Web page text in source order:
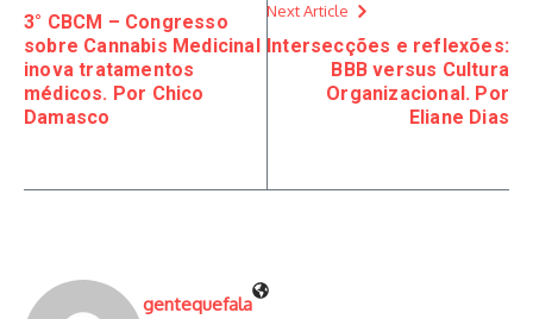
3° CBCM – Congresso
sobre Cannabis Medicinal
inova tratamentos
médicos. Por Chico
Damasco
Next Article
Intersecções e reflexões:
BBB versus Cultura
Organizacional. Por
Eliane Dias
gentequefala